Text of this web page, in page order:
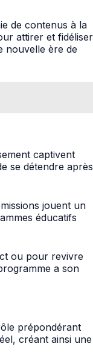
de contenus à la
attirer et fidéliser
nouvelle ère de
captivent
se détendre après
jouent un
éducatifs
ou pour revivre
a son
prépondérant
créant ainsi une